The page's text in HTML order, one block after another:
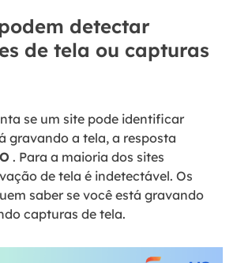
detectar
de tela ou capturas
se um site pode identificar
gravando a tela, a resposta
. Para a maioria dos sites
de tela é indetectável. Os
saber se você está gravando
capturas de tela.